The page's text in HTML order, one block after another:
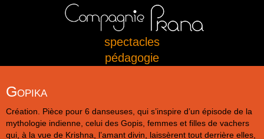
spectacles
pédagogie
Gopika
Création. Pièce pour 6 danseuses, qui s’inspire d’un épisode de la
mythologie indienne, celui des Gopis, femmes et filles de vachers
qui, à la vue de Krishna, l’amant divin, laissèrent tout derrière elles,